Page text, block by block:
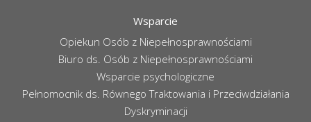
Wsparcie
Opiekun Osób z Niepełnosprawnościami
Biuro ds. Osób z Niepełnosprawnościami
Wsparcie psychologiczne
Pełnomocnik ds. Równego Traktowania i Przeciwdziałania
Dyskryminacji